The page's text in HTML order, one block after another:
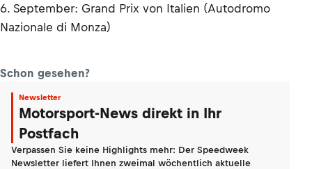
6. September: Grand Prix von Italien (Autodromo
Nazionale di Monza)
Schon gesehen?
Newsletter
Motorsport-News direkt in Ihr
Postfach
Verpassen Sie keine Highlights mehr: Der Speedweek
Newsletter liefert Ihnen zweimal wöchentlich aktuelle